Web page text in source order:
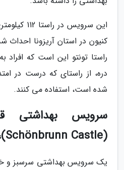
این سرویس
کنیون در استان آریزونا
راستا تونتو این است که
دره، از راستای که درست در
شده است، استفاده می کنند.
سرویس بهداشتی
(Schönbrunn Castle)، وین، اتریش
یک سرویس بهداشتی سرسبز و